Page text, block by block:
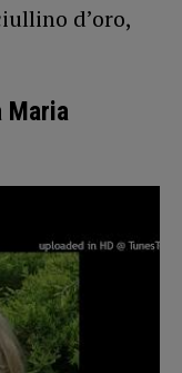
d’oro,
Maria